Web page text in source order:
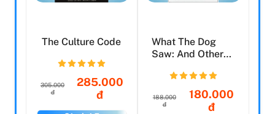
The Culture Code
305.000
đ
285.000
đ
What The Dog
Saw: And Other
188.000
đ
180.000
đ